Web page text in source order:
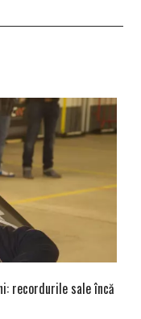
recordurile sale încă